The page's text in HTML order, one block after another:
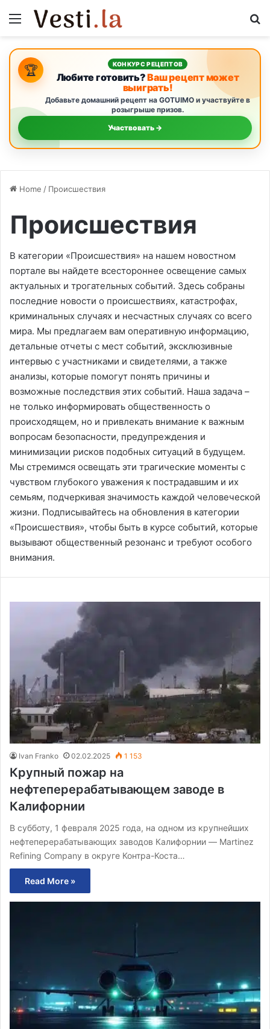
Menu
🏆 КОНКУРС РЕЦЕПТОВ
Любите готовить?Ваш рецепт может
выиграть!
Добавьте домашний рецепт на GOTUIMO и участвуйте в
розыгрыше призов.
Участвовать →
Home / Происшествия
Происшествия
В категории «Происшествия» на нашем новостном
портале вы найдете всестороннее освещение самых
актуальных и трогательных событий. Здесь собраны
последние новости о происшествиях, катастрофах,
криминальных случаях и несчастных случаях со всего
мира. Мы предлагаем вам оперативную информацию,
детальные отчеты с мест событий, эксклюзивные
интервью с участниками и свидетелями, а также
анализы, которые помогут понять причины и
возможные последствия этих событий. Наша задача –
не только информировать общественность о
происходящем, но и привлекать внимание к важным
вопросам безопасности, предупреждения и
минимизации рисков подобных ситуаций в будущем.
Мы стремимся освещать эти трагические моменты с
чувством глубокого уважения к пострадавшим и их
семьям, подчеркивая значимость каждой человеческой
жизни. Подписывайтесь на обновления в категории
«Происшествия», чтобы быть в курсе событий, которые
вызывают общественный резонанс и требуют особого
внимания.
Ivan Franko 02.02.2025 1 153
Крупный пожар на
нефтеперерабатывающем заводе в
Калифорнии
В субботу, 1 февраля 2025 года, на одном из крупнейших
нефтеперерабатывающих заводов Калифорнии — Martinez
Refining Company в округе Контра-Коста…
Read More »